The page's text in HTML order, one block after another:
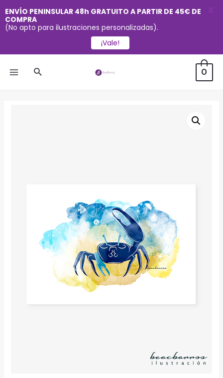
Buscar 0
ENVÍO PENINSULAR 48h GRATUITO A PARTIR DE 45€ DE
COMPRA
(No apto para ilustraciones personalizadas).
¡Vale!
X